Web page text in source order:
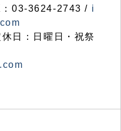
03-3624-2743 / i
日：日曜日・祝祭